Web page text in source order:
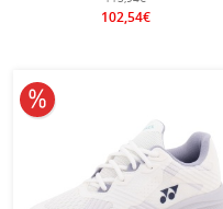
102,54€
10% reduziert